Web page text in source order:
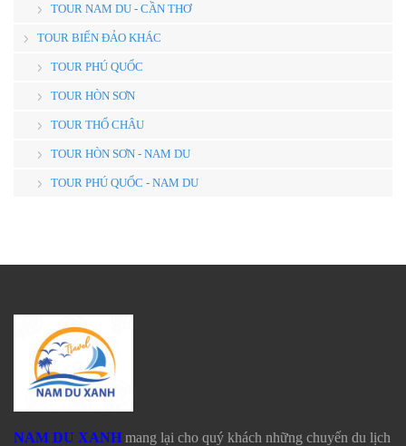
TOUR NAM DU - CẦN THƠ
TOUR BIỂN ĐẢO KHÁC
TOUR PHÚ QUỐC
TOUR HÒN SƠN
TOUR THỔ CHÂU
TOUR HÒN SƠN - NAM DU
TOUR PHÚ QUỐC - NAM DU
NAM DU XANH mang lại cho quý khách những chuyến du lịch